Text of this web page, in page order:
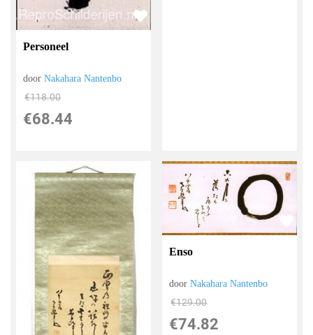
Personeel
doorNakahara Nantenbo
€118.00
€68.44
Enso
doorNakahara Nantenbo
€129.00
€74.82